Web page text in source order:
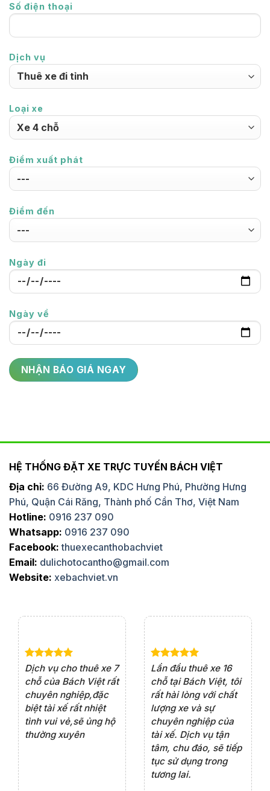
Số điện thoại
Dịch vụ
Loại xe
Điểm xuất phát
Điểm đến
Ngày đi
Ngày về
HỆ THỐNG ĐẶT XE TRỰC TUYẾN BÁCH VIỆT
Địa chỉ: 66 Đường A9, KDC Hưng Phú, Phường Hưng
Phú, Quận Cái Răng, Thành phố Cần Thơ, Việt Nam
Hotline: 0916 237 090
Whatsapp: 0916 237 090
Facebook: thuexecanthobachviet
Email: dulichotocantho@gmail.com
Website: xebachviet.vn
Dịch vụ cho thuê xe 7
chỗ của Bách Việt rất
chuyên nghiệp,đặc
biệt tài xế rất nhiệt
tình vui vẻ,sẽ ủng hộ
thường xuyên
Lần đầu thuê xe 16
chỗ tại Bách Việt, tôi
rất hài lòng với chất
lượng xe và sự
chuyên nghiệp của
tài xế. Dịch vụ tận
tâm, chu đáo, sẽ tiếp
tục sử dụng trong
tương lai.